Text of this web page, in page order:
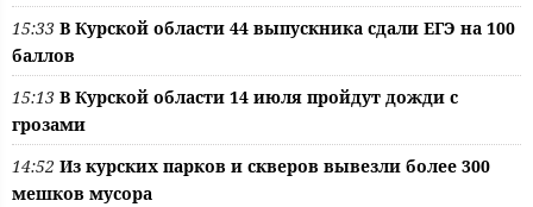
15:33 В Курской области 44 выпускника сдали ЕГЭ на 100
баллов
15:13 В Курской области 14 июля пройдут дожди с
грозами
14:52 Из курских парков и скверов вывезли более 300
мешков мусора